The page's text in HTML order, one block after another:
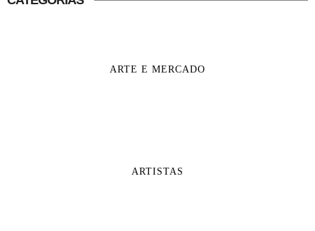
ARTE E MERCADO
ARTISTAS